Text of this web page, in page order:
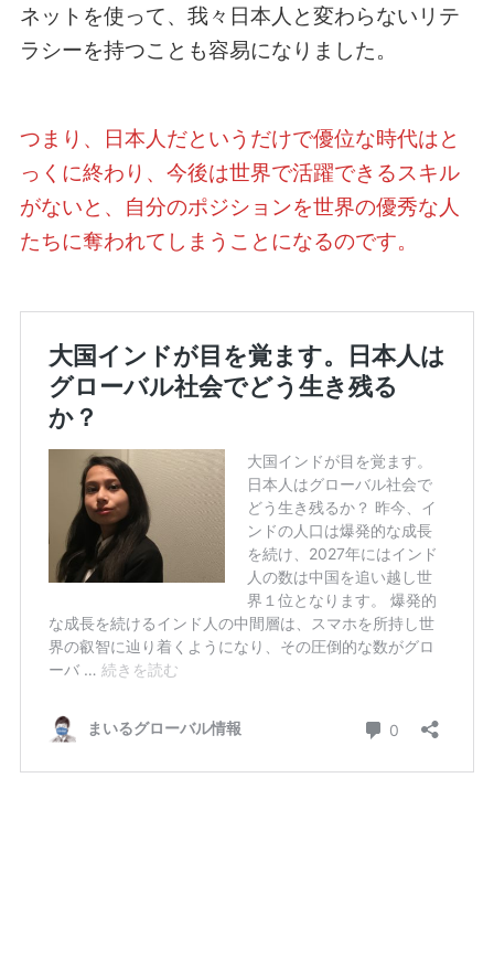
ネットを使って、我々日本人と変わらないリテ
ラシーを持つことも容易になりました。
つまり、日本人だというだけで優位な時代はと
っくに終わり、今後は世界で活躍できるスキル
がないと、自分のポジションを世界の優秀な人
たちに奪われてしまうことになるのです。